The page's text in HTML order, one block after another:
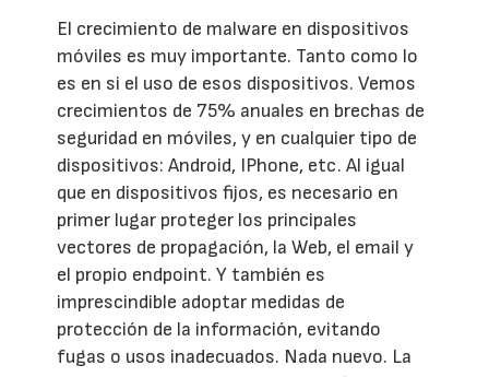
El crecimiento de malware en dispositivos
móviles es muy importante. Tanto como lo
es en si el uso de esos dispositivos. Vemos
crecimientos de 75% anuales en brechas de
seguridad en móviles, y en cualquier tipo de
dispositivos: Android, IPhone, etc. Al igual
que en dispositivos fijos, es necesario en
primer lugar proteger los principales
vectores de propagación, la Web, el email y
el propio endpoint. Y también es
imprescindible adoptar medidas de
protección de la información, evitando
fugas o usos inadecuados. Nada nuevo. La